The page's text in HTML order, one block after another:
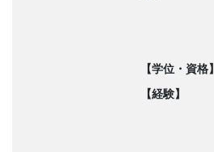
【学位・資格】
【経験】